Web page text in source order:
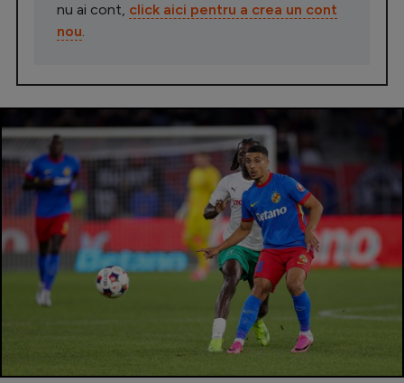
nu ai cont, click aici pentru a crea un cont
nou.